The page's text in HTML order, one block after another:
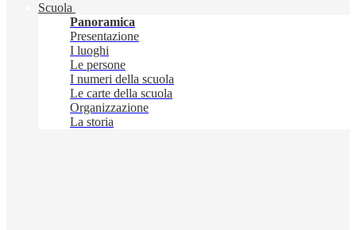
Scuola
Panoramica
Presentazione
I luoghi
Le persone
I numeri della scuola
Le carte della scuola
Organizzazione
La storia